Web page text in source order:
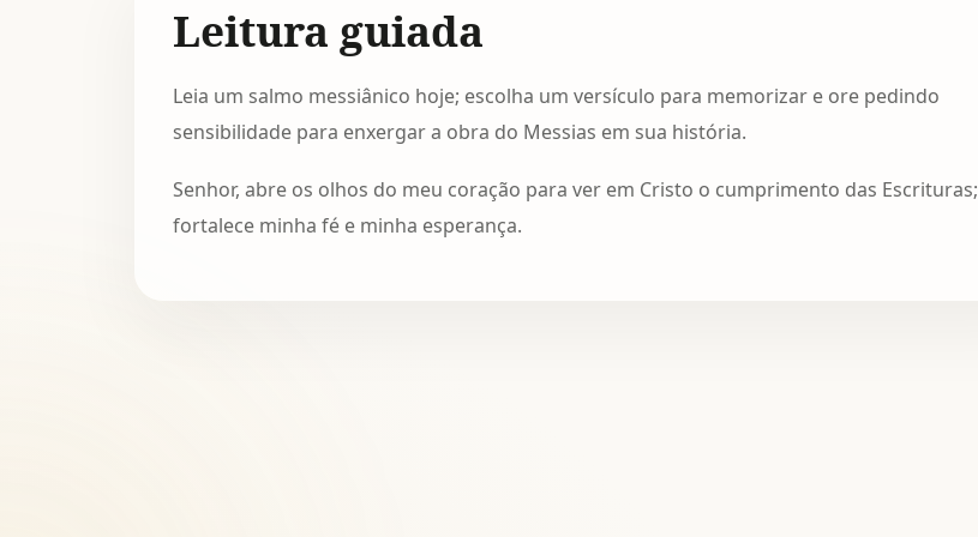
Leitura guiada
Leia um salmo messiânico hoje; escolha um versículo para memorizar e ore pedindo
sensibilidade para enxergar a obra do Messias em sua história.
Senhor, abre os olhos do meu coração para ver em Cristo o cumprimento das Escrituras;
fortalece minha fé e minha esperança.